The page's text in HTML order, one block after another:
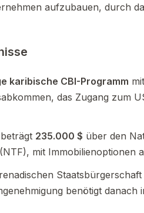
aufzubauen, durch
karibische CBI-Programm
das Zugang zum
235.000 $ über den
mit Immobilienoptionen
benötigt danach